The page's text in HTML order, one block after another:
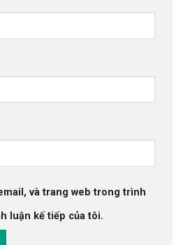
và trang web trong trình
luận kế tiếp của tôi.